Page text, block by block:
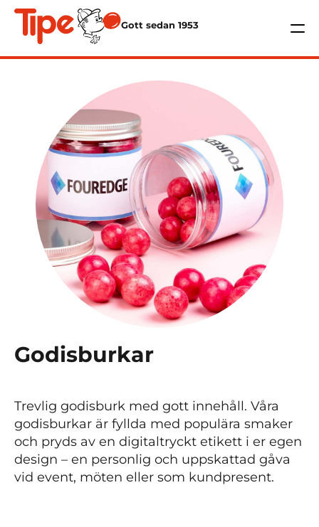
Gott sedan 1953
Godisburkar
Trevlig godisburk med gott innehåll. Våra
godisburkar är fyllda med populära smaker
och pryds av en digitaltryckt etikett i er egen
design – en personlig och uppskattad gåva
vid event, möten eller som kundpresent.